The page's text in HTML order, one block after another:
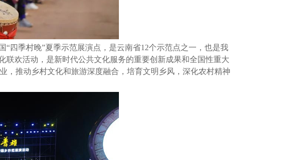
季村晚”夏季示范展演点，是云南省12个示范点之一，也是我
联欢活动，是新时代公共文化服务的重要创新成果和全国性重大
，推动乡村文化和旅游深度融合，培育文明乡风，深化农村精神